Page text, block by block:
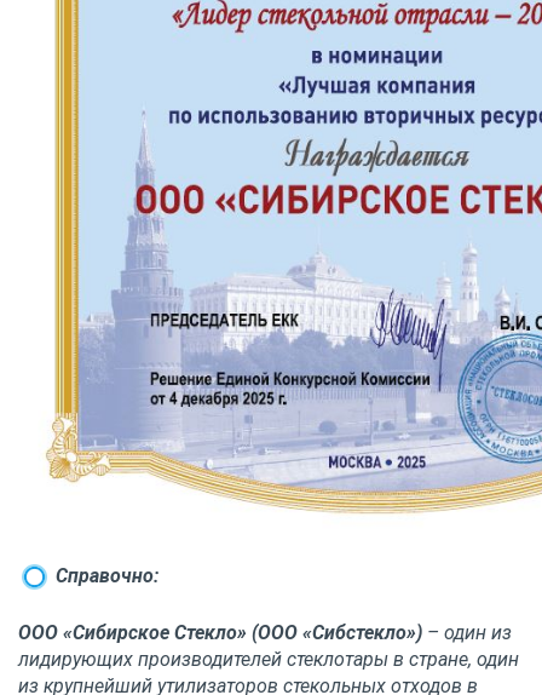
Справочно:
ООО «Сибирское Стекло» (ООО «Сибстекло») – один из
лидирующих производителей стеклотары в стране, один
из крупнейший утилизаторов стекольных отходов в